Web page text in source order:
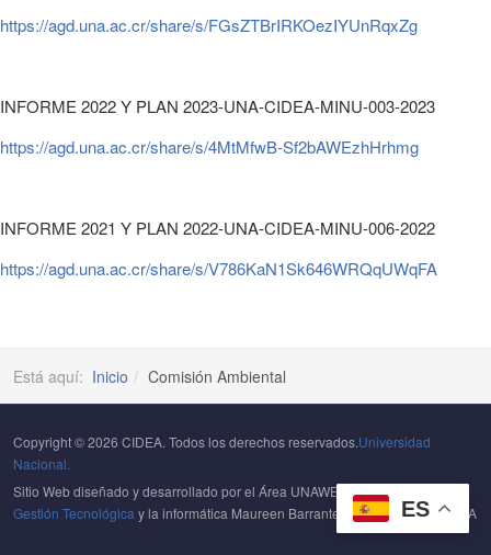
ES
https://agd.una.ac.cr/share/s/FGsZTBrIRKOezIYUnRqxZg
INFORME 2022 Y PLAN 2023-UNA-CIDEA-MINU-003-2023
https://agd.una.ac.cr/share/s/4MtMfwB-Sf2bAWEzhHrhmg
INFORME 2021 Y PLAN 2022-UNA-CIDEA-MINU-006-2022
https://agd.una.ac.cr/share/s/V786KaN1Sk646WRQqUWqFA
Está aquí: Inicio Comisión Ambiental
Copyright © 2026 CIDEA. Todos los derechos reservados.Universidad
Nacional.
Sitio Web diseñado y desarrollado por el Área UNAWEB delCentro de
Gestión Tecnológica y la informática Maureen Barrantes Portuguez del CIDEA